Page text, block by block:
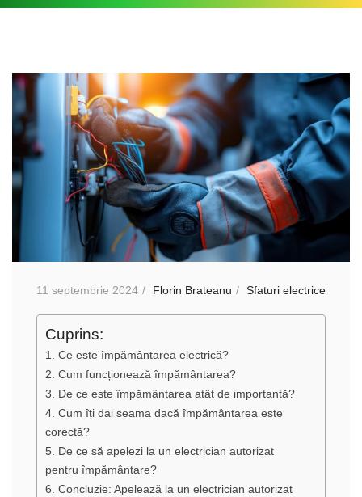
11 septembrie 2024 Florin Brateanu Sfaturi electrice
Cuprins:
1. Ce este împământarea electrică?
2. Cum funcționează împământarea?
3. De ce este împământarea atât de importantă?
4. Cum îți dai seama dacă împământarea este
corectă?
5. De ce să apelezi la un electrician autorizat
pentru împământare?
6. Concluzie: Apelează la un electrician autorizat